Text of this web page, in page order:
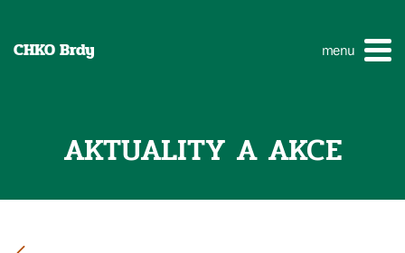
CHKO Brdy menu
AKTUALITY A AKCE